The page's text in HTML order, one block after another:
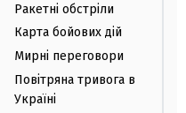
Ракетні обстріли
Карта бойових дій
Мирні переговори
Повітряна тривога в
Україні